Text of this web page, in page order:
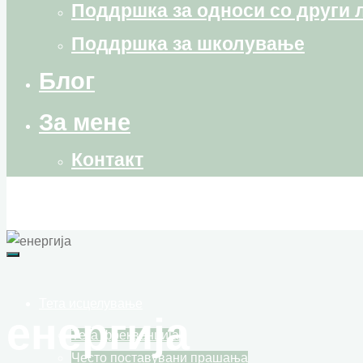
Поддршка за односи со други
Поддршка за школување
Блог
За мене
Контакт
Тета фреквенција
Често поставувани прашања
енергија